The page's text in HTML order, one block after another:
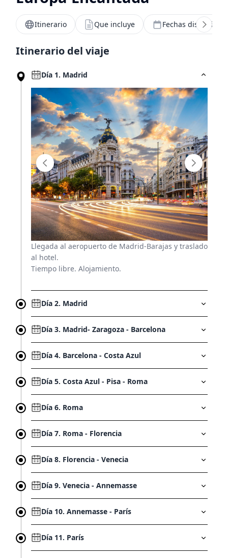
Hoteles por horas
¿Viajas más de 10 personas?
Nosotros te ayudamos
MUNDO JOVEN
Sucursales
Blog
Quienes somos
Franquicias
(55) 54 82 82 82
Escríbenos por whatsapp
Itinerario Que incluye Fechas disponibles
Itinerario del viaje
Día 1. Madrid
Llegada al aeropuerto de Madrid-Barajas y traslado
al hotel.
Tiempo libre. Alojamiento.
Día 2. Madrid
Día 3. Madrid- Zaragoza - Barcelona
Día 4. Barcelona - Costa Azul
Día 5. Costa Azul - Pisa - Roma
Día 6. Roma
Día 7. Roma - Florencia
Día 8. Florencia - Venecia
Día 9. Venecia - Annemasse
Día 10. Annemasse - París
Día 11. París